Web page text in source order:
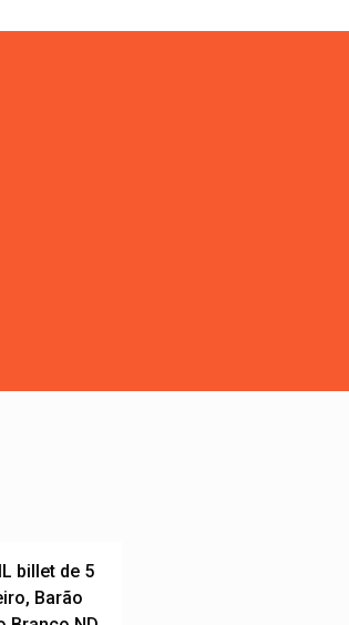
billet de 5
Barão